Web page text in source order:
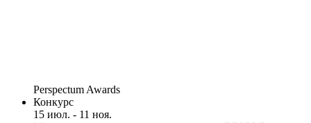
Perspectum Awards
Конкурс
15 июл. - 11 ноя.